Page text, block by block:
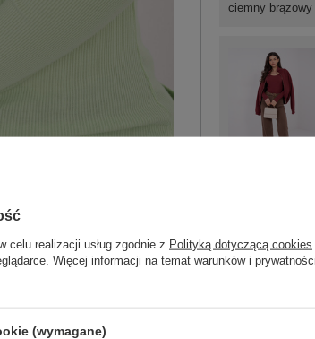
ciemny brązowy
celu realizacji usług zgodnie z Polityką dotyczącą cookies
Więcej informacji na temat warunków i
(wymagane)